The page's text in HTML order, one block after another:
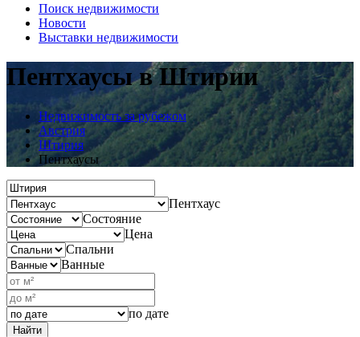
Поиск недвижимости
Новости
Выставки недвижимости
Пентхаусыв Штирии
Недвижимость за рубежом
Австрия
Штирия
Пентхаусы
Пентхаус
Состояние
Цена
Спальни
Ванные
по дате
Найти